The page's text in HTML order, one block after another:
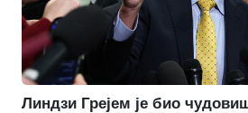
Линдзи Грејем је био